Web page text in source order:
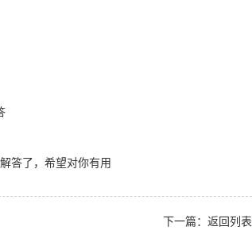
答了，希望对你有用
下一篇： 返回列表